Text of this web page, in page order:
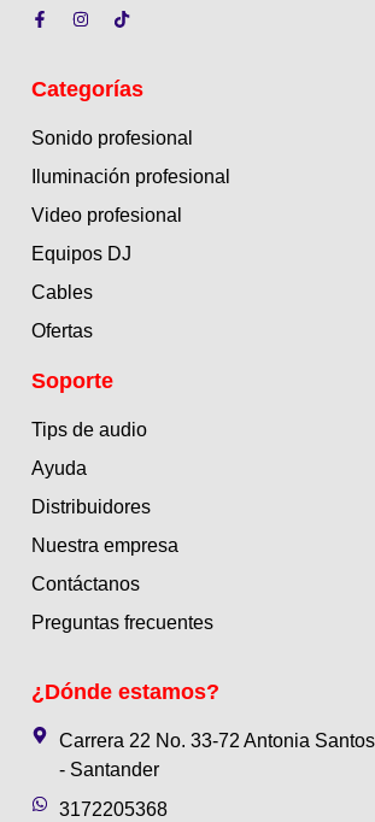
Categorías
Sonido profesional
Iluminación profesional
Video profesional
Equipos DJ
Cables
Ofertas
Soporte
Tips de audio
Ayuda
Distribuidores
Nuestra empresa
Contáctanos
Preguntas frecuentes
¿Dónde estamos?
Carrera 22 No. 33-72 Antonia
- Santander
3172205368